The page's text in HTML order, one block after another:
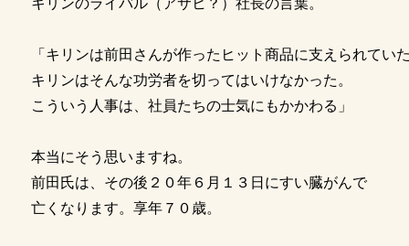
キリンのライバル（アサヒ？）社長の言葉。
「キリンは前田さんが作ったヒット商品に支えられてい
キリンはそんな功労者を切ってはいけなかった。
こういう人事は、社員たちの士気にもかかわる」
本当にそう思いますね。
前田氏は、その後２０年６月１３日にすい臓がんで
亡くなります。享年７０歳。